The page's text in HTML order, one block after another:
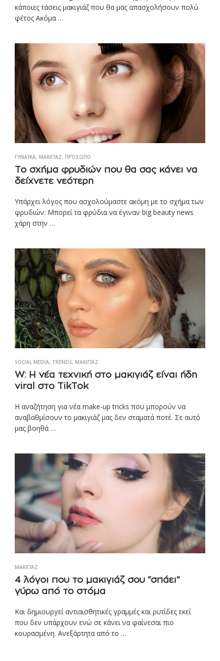
κάποιες τάσεις μακιγιάζ που θα μας απασχολήσουν πολύ
φέτος Ακόμα …
ΓΥΝΑΊΚΑ, ΜΑΚΙΓΙΆΖ, ΠΡΌΣΩΠΟ
Το σχήμα φρυδιών που θα σας κάνει να
δείχνετε νεότερη
Υπάρχει λόγος που ασχολούμαστε ακόμη με το σχήμα των
φρυδιών: Μπορεί τα φρύδια να έγιναν big beauty news
χάρη στην …
SOCIAL MEDIA, TRENDS, ΜΑΚΙΓΙΆΖ
W: Η νέα τεχνική στο μακιγιάζ είναι ήδη
viral στο TikTok
Η αναζήτηση για νέα make-up tricks που μπορούν να
αναβαθμίσουν το μακιγιάζ μας δεν σταματά ποτέ. Σε αυτό
μας βοηθά …
ΜΑΚΙΓΙΆΖ
4 λόγοι που το μακιγιάζ σου “σπάει”
γύρω από το στόμα
Και δημιουργεί αντιαισθητικές γραμμές και ρυτίδες εκεί
που δεν υπάρχουν ενώ σε κάνει να φαίνεσαι πιο
κουρασμένη. Ανεξάρτητα από το …